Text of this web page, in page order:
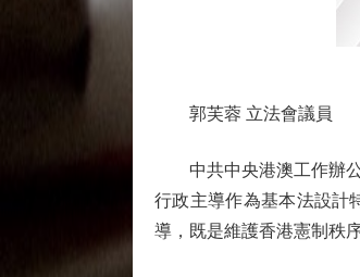
郭芙蓉 立法會議員
中共中央港澳工作辦公
行政主導作為基本法設計
導，既是維護香港憲制秩